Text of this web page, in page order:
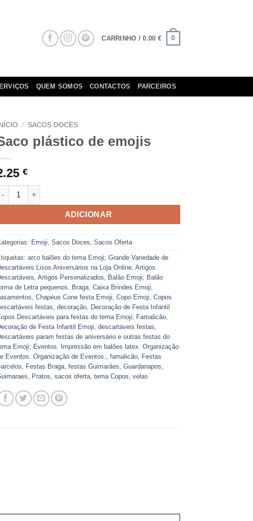
CARRINHO /0.00 € 0
QUEM SOMOS CONTACTOS PARCEIROS
INÍCIO / SACOS DOCES
plástico de emojis
€
Quantidade de Saco plástico de emojis
ADICIONAR
Emoji ,Sacos Doces ,Sacos Oferta
arco balões do tema Emoji; Grande Variedade de
Lisos Aniversários na Loja Online ,Artigos
,Artigos Personalizados
Balão Emoji; Balão
de Letra pequenos
Braga ,Caixa Brindes Emoji
,Chapéus Cone festa Emoji ,Copo Emoji ,Copos
festas ,decoração Decoração de Festa Infantil
Descartáveis para festas do tema Emoji; Famalicão
de Festa Infantil Emoji ,descartáveis festas
param festas de aniversário e outras festas do
Emoji; Eventos. Impressão em balões latex. Organização
Eventos. Organização de Eventos.
,famalicão Festas
Festas Braga ,festas Guimarães ,Guardanapos
Pratos ,sacos oferta ,tema Copos ,velas